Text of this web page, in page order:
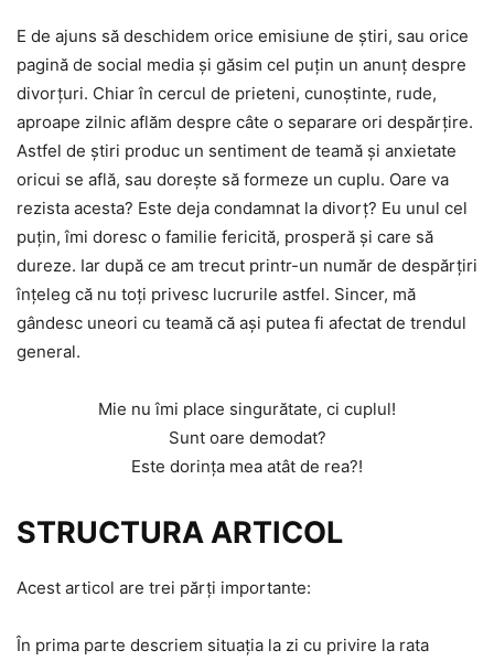
E de ajuns să deschidem orice emisiune de ştiri, sau orice
pagină de social media şi găsim cel puţin un anunţ despre
divorţuri. Chiar în cercul de prieteni, cunoştinte, rude,
aproape zilnic aflăm despre câte o separare ori despărţire.
Astfel de ştiri produc un sentiment de teamă şi anxietate
oricui se află, sau doreşte să formeze un cuplu. Oare va
rezista acesta? Este deja condamnat la divorţ? Eu unul cel
puţin, îmi doresc o familie fericită, prosperă şi care să
dureze. Iar după ce am trecut printr-un număr de despărţiri
înţeleg că nu toţi privesc lucrurile astfel. Sincer, mă
gândesc uneori cu teamă că aşi putea fi afectat de trendul
general.
Mie nu îmi place singurătate, ci cuplul!
Sunt oare demodat?
Este dorinţa mea atât de rea?!
STRUCTURA ARTICOL
Acest articol are trei părţi importante:
În prima parte descriem situaţia la zi cu privire la rata